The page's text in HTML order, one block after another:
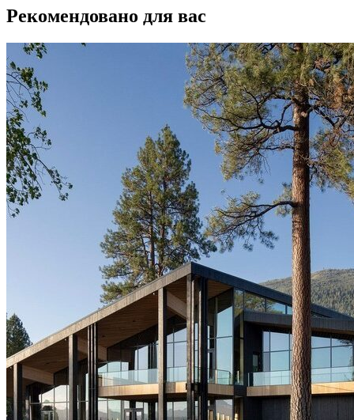
Рекомендовано для вас